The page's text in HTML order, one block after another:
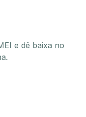
e dê baixa no